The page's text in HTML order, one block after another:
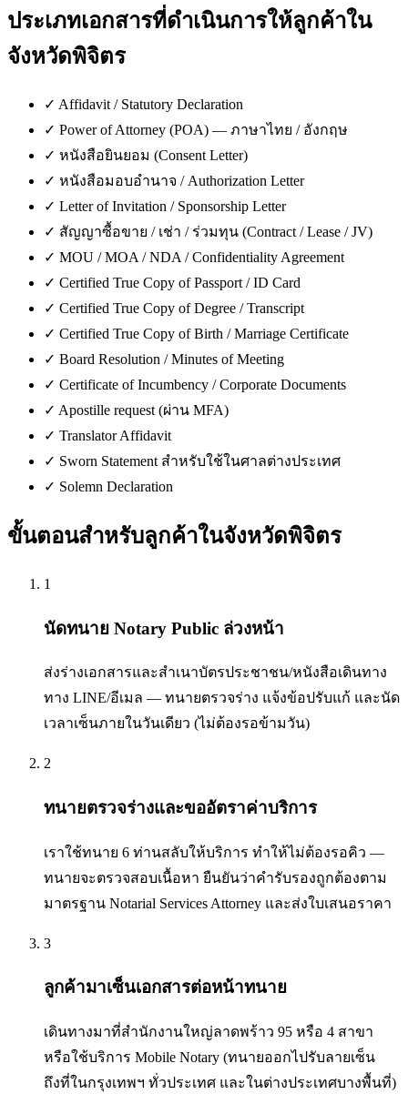
ประเภทเอกสารที่ดำเนินการให้ลูกค้าใน
จังหวัดพิจิตร
✓ Affidavit / Statutory Declaration
✓ Power of Attorney (POA) — ภาษาไทย / อังกฤษ
✓ หนังสือยินยอม (Consent Letter)
✓ หนังสือมอบอำนาจ / Authorization Letter
✓ Letter of Invitation / Sponsorship Letter
✓ สัญญาซื้อขาย / เช่า / ร่วมทุน (Contract / Lease / JV)
✓ MOU / MOA / NDA / Confidentiality Agreement
✓ Certified True Copy of Passport / ID Card
✓ Certified True Copy of Degree / Transcript
✓ Certified True Copy of Birth / Marriage Certificate
✓ Board Resolution / Minutes of Meeting
✓ Certificate of Incumbency / Corporate Documents
✓ Apostille request (ผ่าน MFA)
✓ Translator Affidavit
✓ Sworn Statement สำหรับใช้ในศาลต่างประเทศ
✓ Solemn Declaration
ขั้นตอนสำหรับลูกค้าในจังหวัดพิจิตร
1
นัดทนาย Notary Public ล่วงหน้า
ส่งร่างเอกสารและสำเนาบัตรประชาชน/หนังสือเดินทาง
ทาง LINE/อีเมล — ทนายตรวจร่าง แจ้งข้อปรับแก้ และนัด
เวลาเซ็นภายในวันเดียว (ไม่ต้องรอข้ามวัน)
2
ทนายตรวจร่างและขออัตราค่าบริการ
เราใช้ทนาย 6 ท่านสลับให้บริการ ทำให้ไม่ต้องรอคิว —
ทนายจะตรวจสอบเนื้อหา ยืนยันว่าคำรับรองถูกต้องตาม
มาตรฐาน Notarial Services Attorney และส่งใบเสนอราคา
3
ลูกค้ามาเซ็นเอกสารต่อหน้าทนาย
เดินทางมาที่สำนักงานใหญ่ลาดพร้าว 95 หรือ 4 สาขา
หรือใช้บริการ Mobile Notary (ทนายออกไปรับลายเซ็น
ถึงที่ในกรุงเทพฯ ทั่วประเทศ และในต่างประเทศบางพื้นที่)